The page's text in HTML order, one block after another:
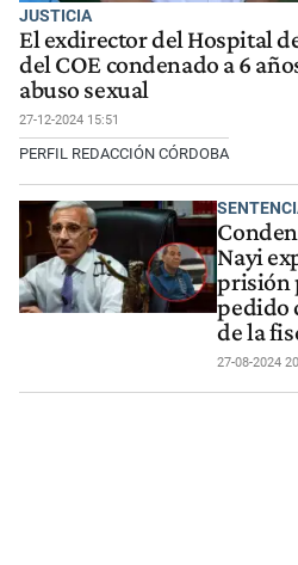
JUSTICIA
El exdirector del Hospital
del COE condenado a 6
abuso sexual
27-12-2024 15:51
PERFIL REDACCIÓN CÓRDOBA
Nayi
prisión
pedido
de la
27-08-2024